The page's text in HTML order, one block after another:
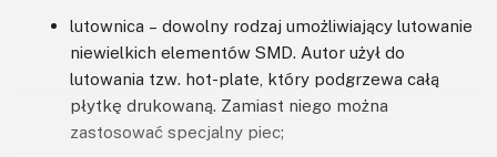
lutownica – dowolny rodzaj umożliwiający lutowanie
niewielkich elementów SMD. Autor użył do
lutowania tzw. hot-plate, który podgrzewa całą
płytkę drukowaną. Zamiast niego można
zastosować specjalny piec;